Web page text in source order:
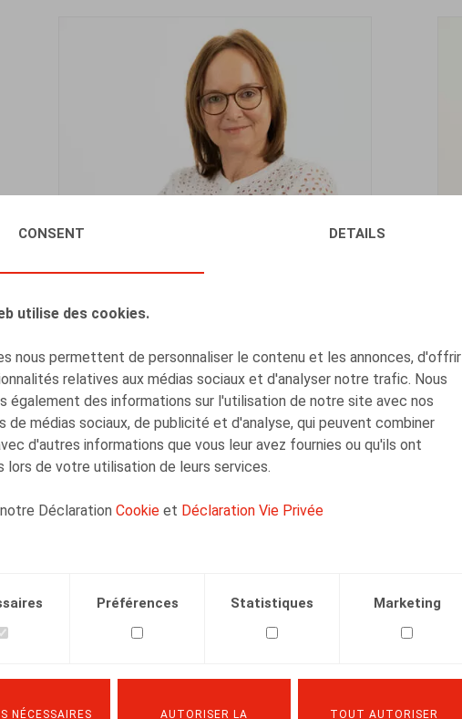
CONSENT DETAILS
utilise des cookies.
nous permettent de personnaliser le contenu et les annonces, d'offrir
relatives aux médias sociaux et d'analyser notre trafic. Nous
également des informations sur l'utilisation de notre site avec nos
de médias sociaux, de publicité et d'analyse, qui peuvent combiner
d'autres informations que vous leur avez fournies ou qu'ils ont
de votre utilisation de leurs services.
Déclaration Cookie et Déclaration Vie Privée
Préférences Statistiques Marketing
NÉCESSAIRES
AUTORISER LA
TOUT AUTORISER
Isabelle De Somviele
Associé
NÉERLANDAIS FRANÇAIS ANGLAIS